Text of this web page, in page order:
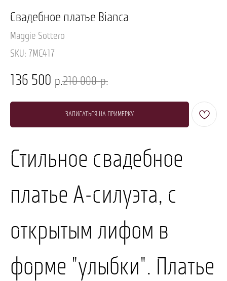
Свадебное платье Bianca
Maggie Sottero
SKU: 7MC417
136 500 р.210 000 р.
ЗАПИСАТЬСЯ НА ПРИМЕРКУ
Стильное свадебное
платье А-силуэта, с
открытым лифом в
форме "улыбки". Платье